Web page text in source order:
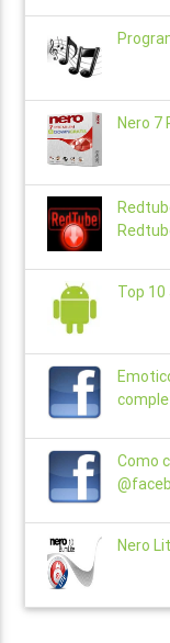
Nero 7
Top
Como
Nero